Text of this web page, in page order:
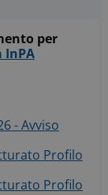
per
InPA
- Avviso
Profilo
Profilo